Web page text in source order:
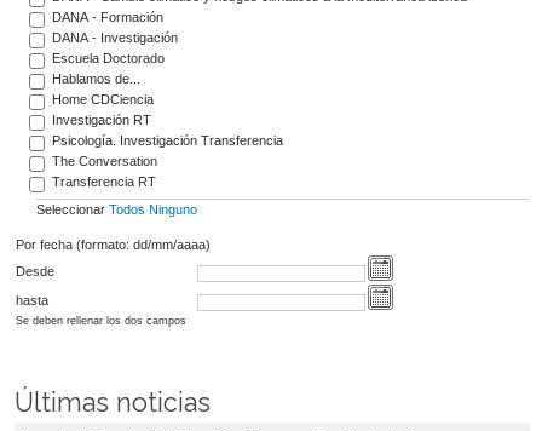
DANA - Formación
DANA - Investigación
Escuela Doctorado
Hablamos de...
Home CDCiencia
Investigación RT
Psicología. Investigación Transferencia
The Conversation
Transferencia RT
Seleccionar Todos Ninguno
Por fecha (formato: dd/mm/aaaa)
Desde
hasta
Se deben rellenar los dos campos
Últimas noticias